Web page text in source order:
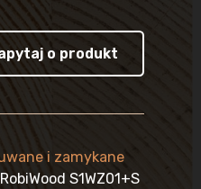
o produkt
i zamykane
RobiWood S1WZ01+S